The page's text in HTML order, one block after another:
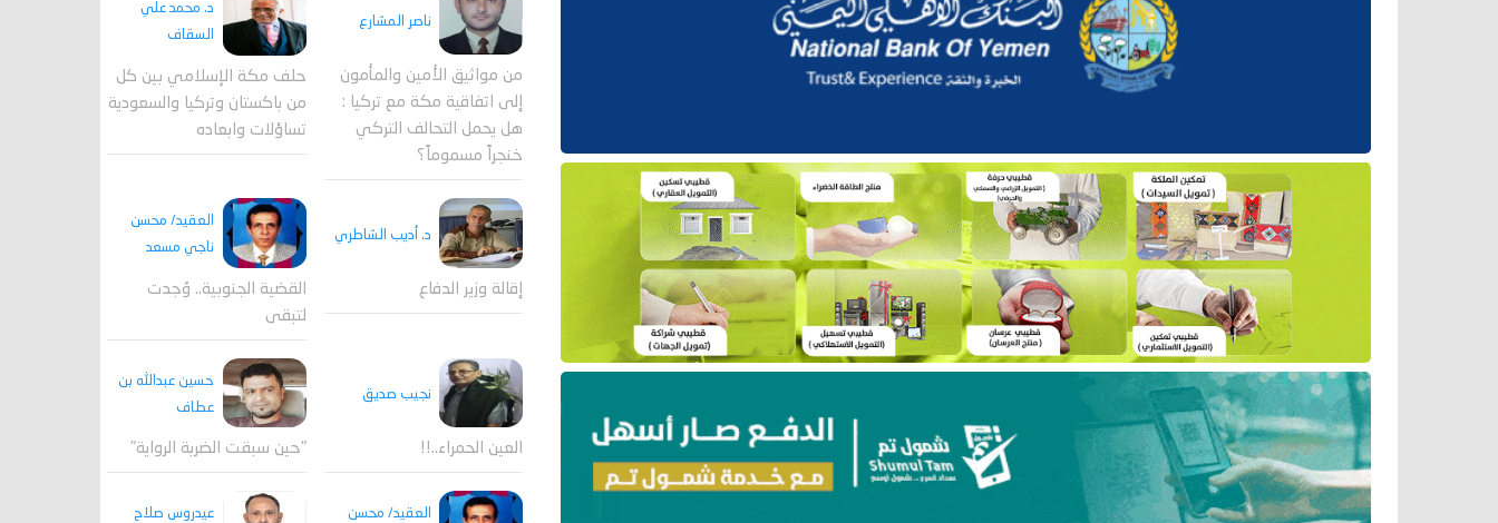
ناصر المشارع
من مواثيق الأمين والمأمون
إلى اتفاقية مكة مع تركيا :
هل يحمل التحالف التركي
خنجراً مسموماً؟
د. محمد علي
السقاف
حلف مكة الإسلامي بين كل
من باكستان وتركيا والسعودية
تساؤلات وابعاده
د. أديب الشاطري
إقالة وزير الدفاع
العقيد/ محسن
ناجي مسعد
القضية الجنوبية.. وُجدت
لتبقى
نجيب صديق
العين الحمراء..!!
حسين عبدالله بن
عطاف
"حين سبقت الضربة الرواية"
العقيد/ محسن
عيدروس صلاح